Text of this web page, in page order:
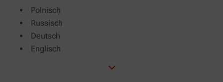
Polnisch
Russisch
Deutsch
Englisch